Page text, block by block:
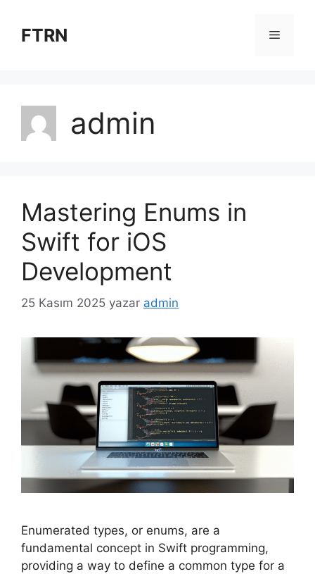
FTRN Menü
admin
Mastering Enums in
Swift for iOS
Development
25 Kasım 2025 yazar admin
Enumerated types, or enums, are a
fundamental concept in Swift programming,
providing a way to define a common type for a